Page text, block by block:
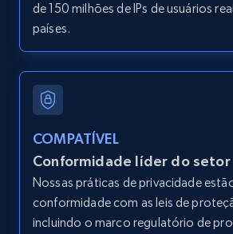
URL
URL, ID, User id, Use url, Title,
11.3K+ 1.5K+
de 150 milhões de IPs de usuários
países.
COMPATÍVEL
Conformidade líder do setor
Nossas práticas de privacidade
conformidade com as leis de
incluindo o marco regulatório de